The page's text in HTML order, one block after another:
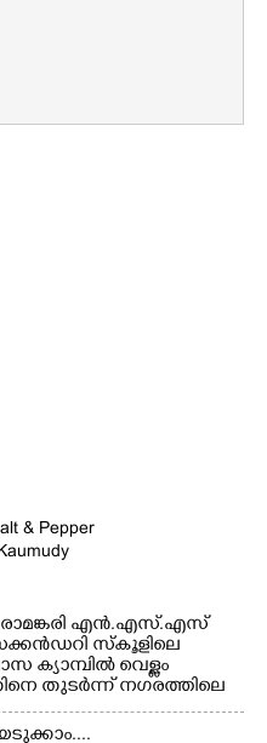
എൻ.എസ്.എസ്
സ്കൂളിലെ
ക്യാമ്പിൽ വെള്ളം
തുടർന്ന് നഗരത്തിലെ
ഹയർ സെക്കൻഡറി
കുട്ടികൾ